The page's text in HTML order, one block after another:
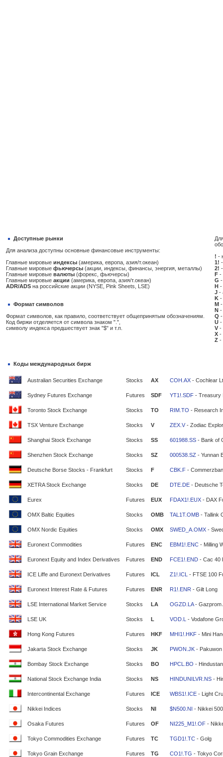
Доступные рынки
Для анализа доступны основные финансовые инструменты:
Главные мировые индексы (америка, европа, азия/т.океан)
Главные мировые фьючерсы (акции, индексы, финансы, энергия, металлы)
Главные мировые валюты (форекс, фьючерсы)
Главные мировые акции (америка, европа, азия/т.океан)
ADR/ADS на российские акции (NYSE, Pink Sheets, LSE)
Формат символов
Формат символов, как правило, соответствует общепринятым обозначениям.
Код биржи отделяется от символа знаком ".",
символу индекса предшествует знак "$" и т.п.
! -
1!
2!
F -
G
H -
J -
K -
M
N -
Q -
U -
V -
X -
Z -
Коды международных бирж
Australian Securities Exchange Stocks AX COH.AX - Cochlear
Sydney Futures Exchange Futures SDF YT1!.SDF - Treasury
Toronto Stock Exchange Stocks TO RIM.TO - Research
TSX Venture Exchange Stocks V ZEX.V - Zodiac
Shanghai Stock Exchange Stocks SS 601988.SS - Bank of
Shenzhen Stock Exchange Stocks SZ 000538.SZ - Yunnan
Deutsche Borse Stocks - Frankfurt Stocks F CBK.F -
XETRA Stock Exchange Stocks DE DTE.DE - Deutsche
Eurex Futures EUX FDAX1!.EUX - DAX
OMX Baltic Equities Stocks OMB TAL1T.OMB - Tallink
OMX Nordic Equities Stocks OMX SWED_A.OMX -
Euronext Commodities Futures ENC EBM1!.ENC - Milling
Euronext Equity and Index Derivatives Futures END FCE1!.END - Cac 40
ICE Liffe and Euronext Derivatives Futures ICL Z1!.ICL - FTSE 100
Euronext Interest Rate & Futures Futures ENR R1!.ENR - Gilt Long
LSE International Market Service Stocks LA OGZD.LA- Gazprom
LSE UK Stocks L VOD.L - Vodafone
Hong Kong Futures Futures HKF MHI1!.HKF - Mini
Jakarta Stock Exchange Stocks JK PWON.JK -
Bombay Stock Exchange Stocks BO HPCL.BO -
National Stock Exchange India Stocks NS HINDUNILVR.NS -
Intercontinental Exchange Futures ICE WBS1!.ICE - Light
Nikkei Indices Stocks NI $N500.NI - Nikkei 500
Osaka Futures Futures OF NI225_M1!.OF -
Tokyo Commodities Exchange Futures TC TGD1!.TC - Golg
Tokyo Grain Exchange Futures TG CO1!.TG - Tokyo